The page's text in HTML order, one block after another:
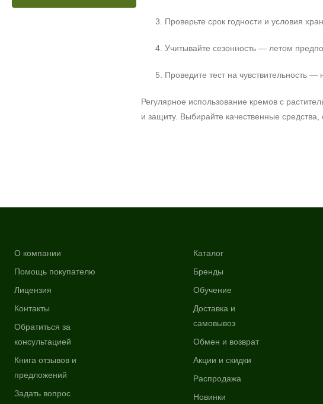
Проверьте срок годности и условия
Учитывайте сезонность — летом
Проведите тест на чувствительность
Регулярное использование кремов с
и защиту. Выбирайте качественные
О компании
Помощь покупателю
Лицензия
Контакты
Обратиться за
консультацией
Книга отзывов и
предложений
Задать вопрос
Каталог
Бренды
Обучение
Доставка и
самовывоз
Обмен и возврат
Акции и скидки
Распродажа
Новинки